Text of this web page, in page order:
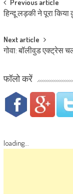
Post navigation
Previous article
हिन्दू लड़की ने पूरा किया
Next article
गोवा: बॉलीवुड एक्ट्रेस
फॉलो करें
loading...